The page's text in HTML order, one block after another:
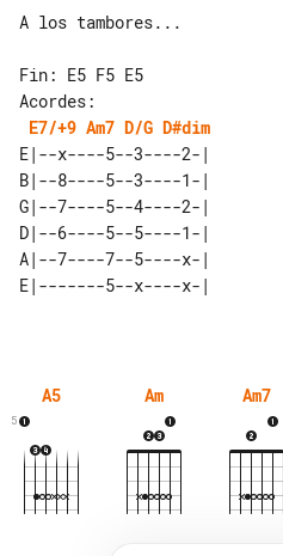
A los tambores...
Acordes:
E7/+9 Am7 D/G D#dim
E|--x----5--3----2-|
B|--8----5--3----1-|
G|--7----5--4----2-|
D|--6----5--5----1-|
A|--7----7--5----x-|
A5
5
Am Am7